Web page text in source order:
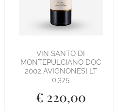
VIN SANTO DI
MONTEPULCIANO DOC
2002 AVIGNONESI LT
0,375
€ 220,00